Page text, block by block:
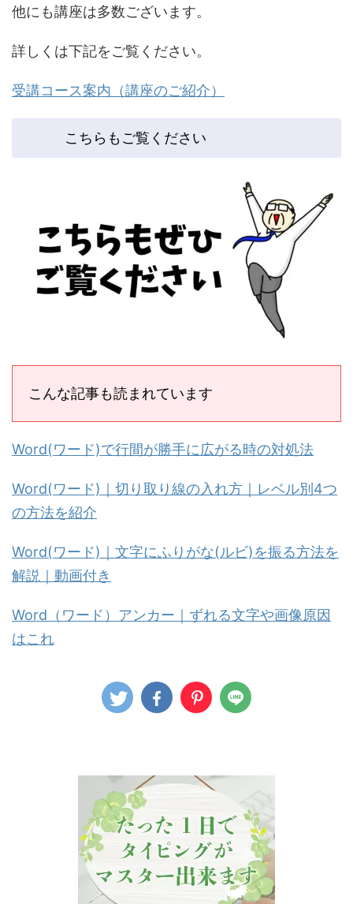
他にも講座は多数ございます。
詳しくは下記をご覧ください。
受講コース案内（講座のご紹介）
こちらもご覧ください
こんな記事も読まれています
Word(ワード)で行間が勝手に広がる時の対処法
Word(ワード)｜切り取り線の入れ方｜レベル別4つ
の方法を紹介
Word(ワード)｜文字にふりがな(ルビ)を振る方法を
解説｜動画付き
Word（ワード）アンカー｜ずれる文字や画像原因
はこれ